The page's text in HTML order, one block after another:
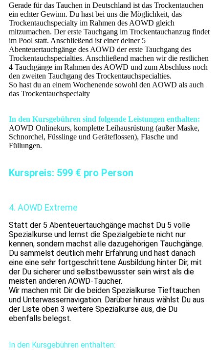
Gerade für das Tauchen in Deutschland ist das Trockentauchen
ein echter Gewinn. Du hast bei uns die Möglichkeit, das
Trockentauchspecialty im Rahmen des AOWD gleich
mitzumachen. Der erste Tauchgang im Trockentauchanzug findet
im Pool statt. Anschließend ist einer deiner 5
Abenteuertauchgänge des AOWD der erste Tauchgang des
Trockentauchspecialties. Anschließend machen wir die restlichen
4 Tauchgänge im Rahmen des AOWD und zum Abschluss noch
den zweiten Tauchgang des Trockentauchspecialties.
So hast du an einem Wochenende sowohl den AOWD als auch
das Trockentauchspecialty
In den Kursgebühren sind folgende Leistungen enthalten:
AOWD Onlinekurs, komplette Leihausrüstung (außer Maske,
Schnorchel, Füsslinge und Geräteflossen), Flasche und
Füllungen.
Kurspreis: 599 € pro Person
4. AOWD Extreme
Statt der 5 Abenteuertauchgänge machst Du 5 volle
Spezialkurse und lernst die Spezialgebiete nicht nur
kennen, sondern machst alle dazugehörigen Tauchgänge.
Du sammelst deutlich mehr Erfahrung und hast danach
eine eine sehr fortgeschrittene Ausbildung hinter Dir, mit
der Du sicherer und selbstbewusster sein wirst als die
meisten anderen AOWD-Taucher.
Wir machen mit Dir die beiden Spezialkurse Tieftauchen
und Unterwassernavigation. Darüber hinaus wählst Du aus
der Liste oben 3 weitere Spezialkurse aus, die Du
ebenfalls belegst.
In den Kursgebühren enthalten: